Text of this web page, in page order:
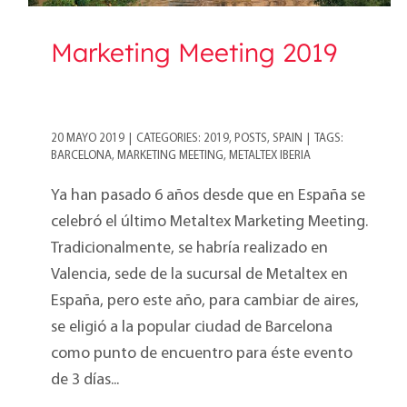
Marketing Meeting 2019
20 MAYO 2019 CATEGORIES: 2019, POSTS, SPAIN
TAGS:
BARCELONA, MARKETING MEETING, METALTEX IBERIA
Ya han pasado 6 años desde que en España se
celebró el último Metaltex Marketing Meeting.
Tradicionalmente, se habría realizado en
Valencia, sede de la sucursal de Metaltex en
España, pero este año, para cambiar de aires,
se eligió a la popular ciudad de Barcelona
como punto de encuentro para éste evento
de 3 días...